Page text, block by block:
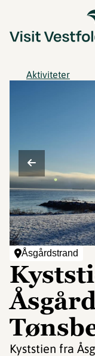
Aktiviteter
Åsgårdstrand
Kyststien fra